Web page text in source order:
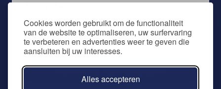
Cookies worden gebruikt om de functionaliteit
van de website te optimaliseren, uw surfervaring
te verbeteren en advertenties weer te geven die
aansluiten bij uw interesses.
Alles accepteren
Blijf op de hoogte van alles wat met SALUS
Controls te maken heeft door u aan te melden
voor onze nieuwsbrief.